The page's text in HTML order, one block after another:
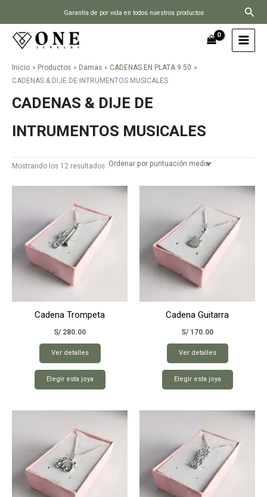
contenido
Garantía de por vida en todos nuestros productos
Inicio Productos Damas
CADENAS EN PLATA 9.50
CADENAS & DIJE DE INTRUMENTOS MUSICALES
CADENAS & DIJE DE
INTRUMENTOS MUSICALES
Mostrando los 12 resultadosOrdenado
media
Cadena Trompeta
S/ 280.00
Ver detalles
Elegir esta joya
Cadena Guitarra
S/ 170.00
Ver detalles
Elegir esta joya